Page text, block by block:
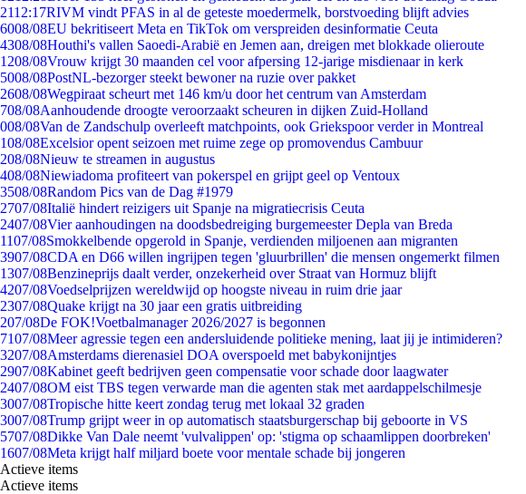
2112:17RIVM vindt PFAS in al de geteste moedermelk, borstvoeding blijft advies
6008/08EU bekritiseert Meta en TikTok om verspreiden desinformatie Ceuta
4308/08Houthi's vallen Saoedi-Arabië en Jemen aan, dreigen met blokkade olieroute
1208/08Vrouw krijgt 30 maanden cel voor afpersing 12-jarige misdienaar in kerk
5008/08PostNL-bezorger steekt bewoner na ruzie over pakket
2608/08Wegpiraat scheurt met 146 km/u door het centrum van Amsterdam
708/08Aanhoudende droogte veroorzaakt scheuren in dijken Zuid-Holland
008/08Van de Zandschulp overleeft matchpoints, ook Griekspoor verder in Montreal
108/08Excelsior opent seizoen met ruime zege op promovendus Cambuur
208/08Nieuw te streamen in augustus
408/08Niewiadoma profiteert van pokerspel en grijpt geel op Ventoux
3508/08Random Pics van de Dag #1979
2707/08Italië hindert reizigers uit Spanje na migratiecrisis Ceuta
2407/08Vier aanhoudingen na doodsbedreiging burgemeester Depla van Breda
1107/08Smokkelbende opgerold in Spanje, verdienden miljoenen aan migranten
3907/08CDA en D66 willen ingrijpen tegen 'gluurbrillen' die mensen ongemerkt filmen
1307/08Benzineprijs daalt verder, onzekerheid over Straat van Hormuz blijft
4207/08Voedselprijzen wereldwijd op hoogste niveau in ruim drie jaar
2307/08Quake krijgt na 30 jaar een gratis uitbreiding
207/08De FOK!Voetbalmanager 2026/2027 is begonnen
7107/08Meer agressie tegen een andersluidende politieke mening, laat jij je intimideren?
3207/08Amsterdams dierenasiel DOA overspoeld met babykonijntjes
2907/08Kabinet geeft bedrijven geen compensatie voor schade door laagwater
2407/08OM eist TBS tegen verwarde man die agenten stak met aardappelschilmesje
3007/08Tropische hitte keert zondag terug met lokaal 32 graden
3007/08Trump grijpt weer in op automatisch staatsburgerschap bij geboorte in VS
5707/08Dikke Van Dale neemt 'vulvalippen' op: 'stigma op schaamlippen doorbreken'
1607/08Meta krijgt half miljard boete voor mentale schade bij jongeren
Actieve items
Actieve items